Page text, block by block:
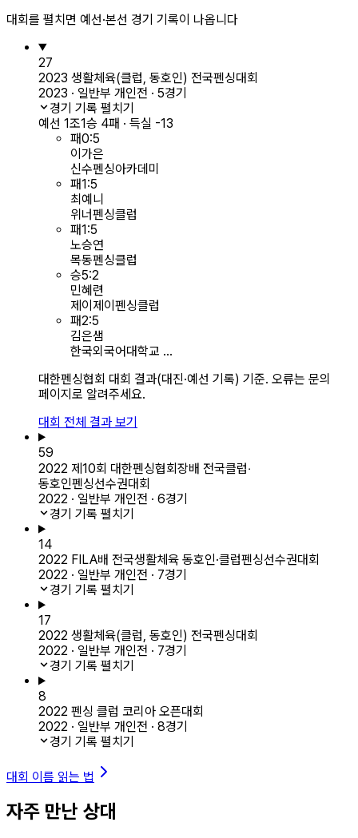
대회를 펼치면 예선·본선 경기 기록이 나옵니다
27
2023 생활체육(클럽, 동호인) 전국펜싱대회
2023 · 일반부 개인전 · 5경기
경기 기록 펼치기
예선 1조1승 4패 · 득실 -13
패0:5
이가은
신수펜싱아카데미
패1:5
최예니
위너펜싱클럽
패1:5
노승연
목동펜싱클럽
승5:2
민혜련
제이제이펜싱클럽
패2:5
김은샘
한국외국어대학교 ...
대한펜싱협회 대회 결과(대진·예선 기록) 기준. 오류는 문의
페이지로 알려주세요.
대회 전체 결과 보기
59
2022 제10회 대한펜싱협회장배 전국클럽‧
동호인펜싱선수권대회
2022 · 일반부 개인전 · 6경기
경기 기록 펼치기
14
2022 FILA배 전국생활체육 동호인·클럽펜싱선수권대회
2022 · 일반부 개인전 · 7경기
경기 기록 펼치기
17
2022 생활체육(클럽, 동호인) 전국펜싱대회
2022 · 일반부 개인전 · 7경기
경기 기록 펼치기
8
2022 펜싱 클럽 코리아 오픈대회
2022 · 일반부 개인전 · 8경기
경기 기록 펼치기
대회 이름 읽는 법
자주 만난 상대